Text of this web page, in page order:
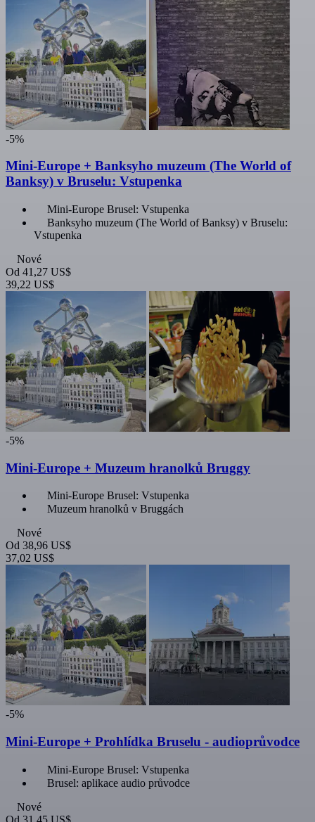
-5%
Mini-Europe + Banksyho muzeum (The World of
Banksy) v Bruselu: Vstupenka
Mini-Europe Brusel: Vstupenka
Banksyho muzeum (The World of Banksy) v Bruselu:
Vstupenka
Nové
Od 41,27 US$
39,22 US$
-5%
Mini-Europe + Muzeum hranolků Bruggy
Mini-Europe Brusel: Vstupenka
Muzeum hranolků v Bruggách
Nové
Od 38,96 US$
37,02 US$
-5%
Mini-Europe + Prohlídka Bruselu - audioprůvodce
Mini-Europe Brusel: Vstupenka
Brusel: aplikace audio průvodce
Nové
Od 31,45 US$